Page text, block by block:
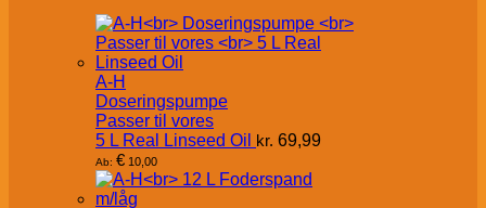
A-H
Doseringspumpe
Passer til vores
5 L Real Linseed Oil kr. 69,99
Ab: € 10,00